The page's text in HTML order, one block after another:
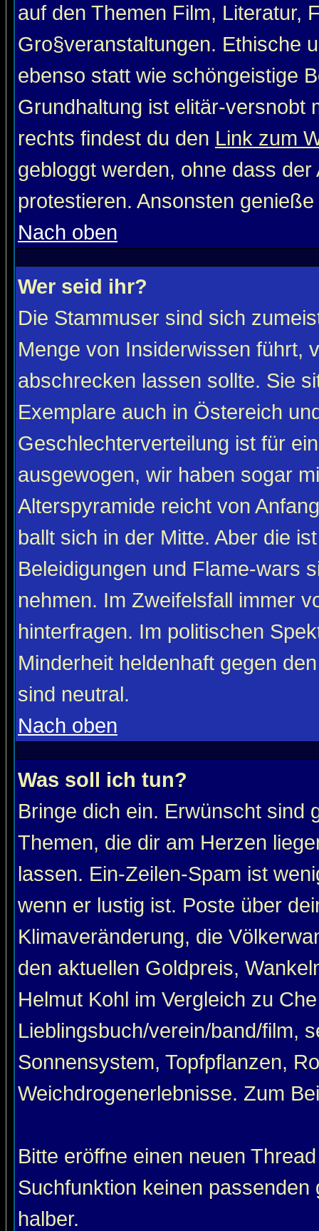
auf den Themen Film, Literatur,
Gro§veranstaltungen. Ethische
ebenso statt wie schöngeistige
Grundhaltung ist elitär-versnobt
rechts findest du den Link zum
gebloggt werden, ohne dass
protestieren. Ansonsten
Nach oben
Wer seid ihr?
Die Stammuser sind sich
Menge von Insiderwissen führt,
abschrecken lassen sollte. Sie
Exemplare auch in Östereich
Geschlechterverteilung ist für
ausgewogen, wir haben sogar
Alterspyramide reicht von
ballt sich in der Mitte. Aber die
Beleidigungen und Flame-wars
nehmen. Im Zweifelsfall immer
hinterfragen. Im politischen
Minderheit heldenhaft gegen
sind neutral.
Nach oben
Was soll ich tun?
Bringe dich ein. Erwünscht sind
Themen, die dir am Herzen
lassen. Ein-Zeilen-Spam ist
wenn er lustig ist. Poste über
Klimaveränderung, die
den aktuellen Goldpreis,
Helmut Kohl im Vergleich zu
Lieblingsbuch/verein/band/film,
Sonnensystem, Topfpflanzen,
Weichdrogenerlebnisse. Zum
Bitte eröffne einen neuen
Suchfunktion keinen
halber.